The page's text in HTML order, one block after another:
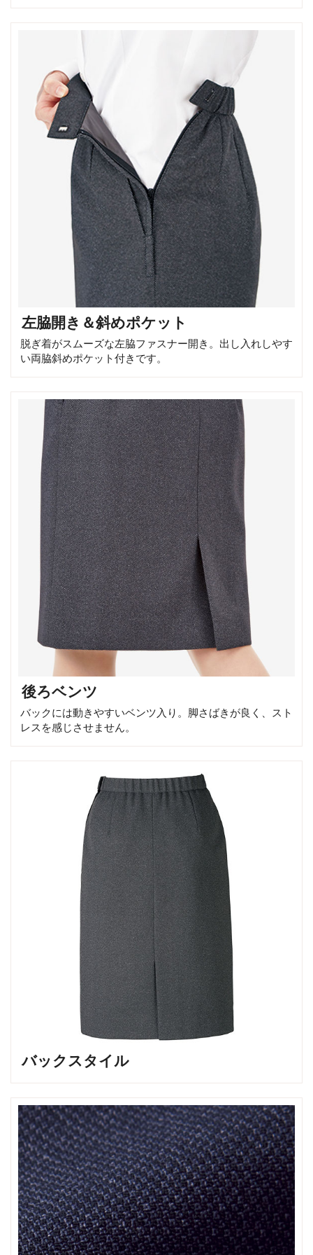
左脇開き＆斜めポケット
脱ぎ着がスムーズな左脇ファスナー開き。出し入れしやす
い両脇斜めポケット付きです。
後ろベンツ
バックには動きやすいベンツ入り。脚さばきが良く、スト
レスを感じさせません。
バックスタイル